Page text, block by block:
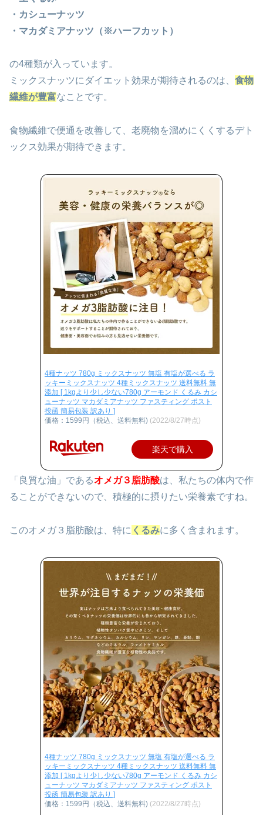
・カシューナッツ
・マカダミアナッツ（※ハーフカット）
の4種類が入っています。
ミックスナッツにダイエット効果が期待されるのは、 食物
繊維が豊富なことです。
食物繊維で便通を改善して、老廃物を溜めにくくするデト
ックス効果が期待できます。
4種ナッツ 780g ミックスナッツ 無塩 有塩が選べる ラ
ッキーミックスナッツ 4種ミックスナッツ 送料無料 無
添加 [ 1kgより少し少ない780g アーモンド くるみ カシ
ューナッツ マカダミアナッツ ファスティング ポスト
投函 簡易包装 訳あり ]
価格：1599円（税込、送料無料) (2022/8/27時点)
楽天で購入
「良質な油」であるオメガ３脂肪酸は、私たちの体内で作
ることができないので、積極的に摂りたい栄養素ですね。
このオメガ３脂肪酸は、特に くるみに多く含まれます。
4種ナッツ 780g ミックスナッツ 無塩 有塩が選べる ラ
ッキーミックスナッツ 4種ミックスナッツ 送料無料 無
添加 [ 1kgより少し少ない780g アーモンド くるみ カシ
ューナッツ マカダミアナッツ ファスティング ポスト
投函 簡易包装 訳あり ]
価格：1599円（税込、送料無料) (2022/8/27時点)